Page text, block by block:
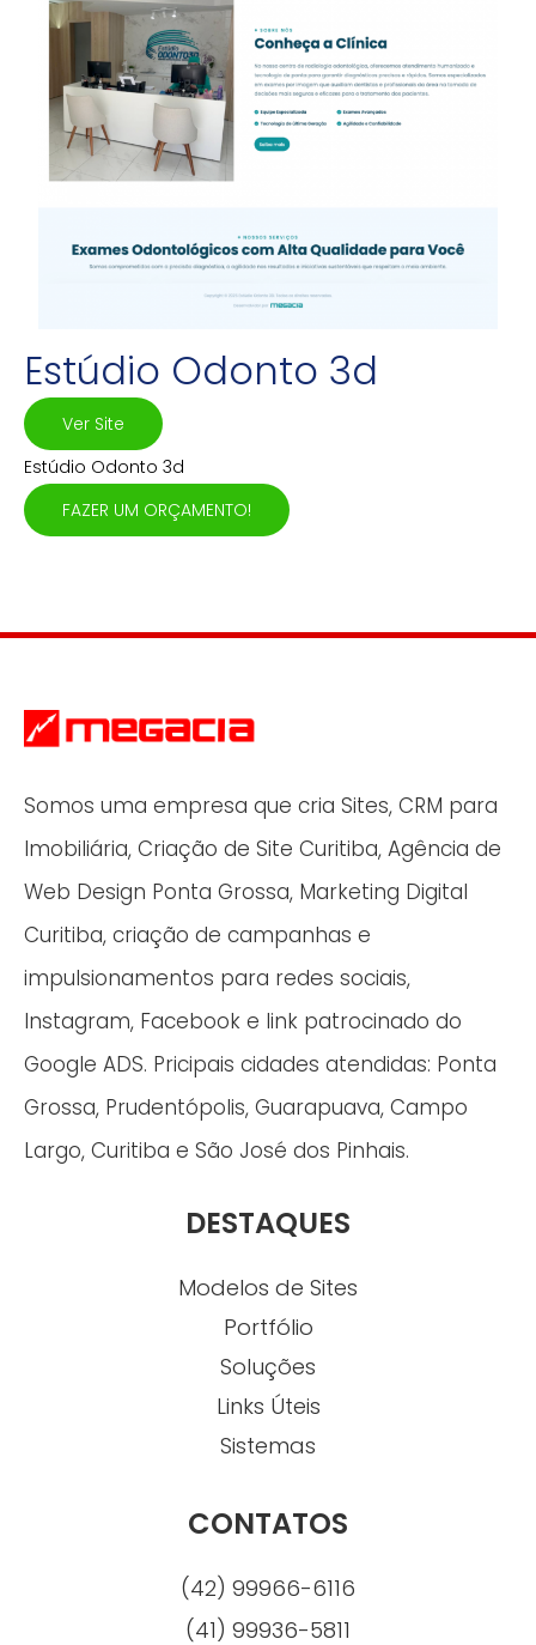
Estúdio Odonto 3d
Ver Site
Estúdio Odonto 3d
FAZER UM ORÇAMENTO!
Somos uma empresa que cria Sites, CRM para
Imobiliária, Criação de Site Curitiba, Agência de
Web Design Ponta Grossa, Marketing Digital
Curitiba, criação de campanhas e
impulsionamentos para redes sociais,
Instagram, Facebook e link patrocinado do
Google ADS. Pricipais cidades atendidas: Ponta
Grossa, Prudentópolis, Guarapuava, Campo
Largo, Curitiba e São José dos Pinhais.
DESTAQUES
Modelos de Sites
Portfólio
Soluções
Links Úteis
Sistemas
CONTATOS
(42) 99966-6116
(41) 99936-5811